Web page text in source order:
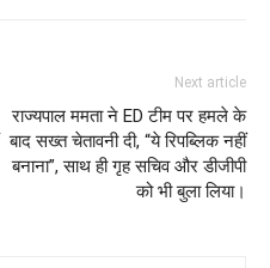
Next article
राज्यपाल ममता ने ED टीम पर हमले के
बाद सख्त चेतावनी दी, “ये रिपब्लिक नहीं
बनाना”, साथ ही गृह सचिव और डीजीपी
को भी बुला लिया।